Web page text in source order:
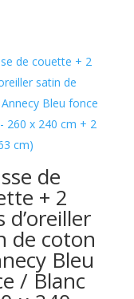
de
+ 2
d’oreiller
de coton
Bleu
/ Blanc